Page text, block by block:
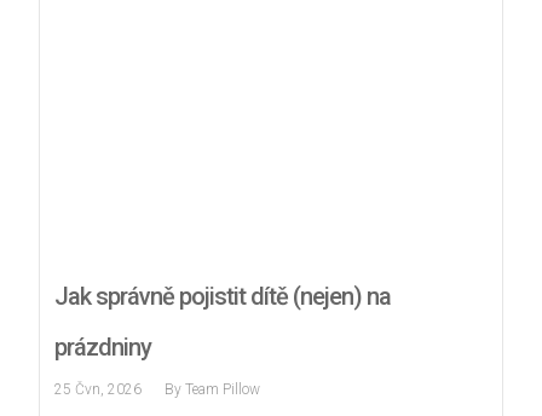
Jak správně pojistit dítě (nejen) na
prázdniny
25 Čvn, 2026 By Team Pillow